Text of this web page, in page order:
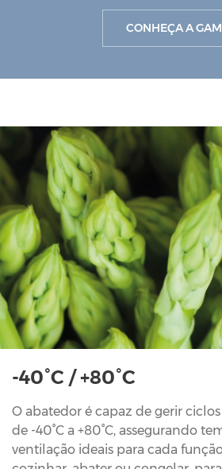
CONHEÇA A
-40°C / +80°C
O abatedor é capaz de gerir
de -40°C a +80°C, assegurando
ventilação ideais para cada